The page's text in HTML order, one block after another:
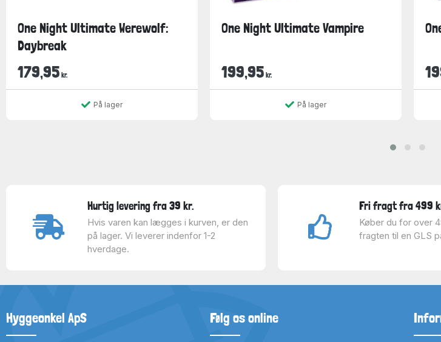
One Night Ultimate Werewolf:
Daybreak
179,95 kr.
På lager
One Night Ultimate Vampire
199,95 kr.
På lager
Hurtig levering fra 39 kr.
Hvis varen kan lægges i kurven, er den
på lager. Vi leverer indenfor 1-2
hverdage.
Fri fragt fra 499
Køber du for over
fragten til en GLS
Hyggeonkel ApS Følg os online